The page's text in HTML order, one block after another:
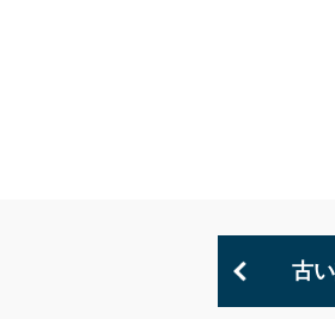
古